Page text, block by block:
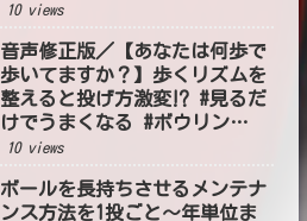
10 views
音声修正版／【あなたは何歩で
歩いてますか？】歩くリズムを
整えると投げ方激変⁉ #見るだ
けでうまくなる #ボウリング
投げ方 #54
10 views
ボールを長持ちさせるメンテナ
ンス方法を1投ごと〜年単位ま